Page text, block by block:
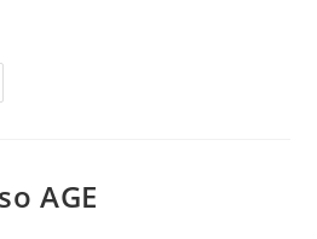
AGE